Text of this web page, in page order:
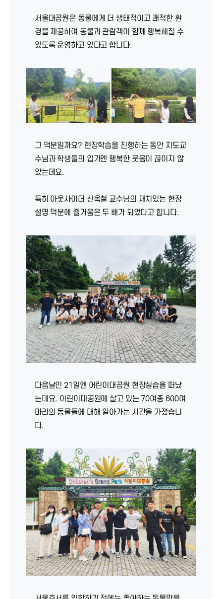
서울대공원은 동물에게 더 생태적이고 쾌적한 환
경을 제공하여 동물과 관람객이 함께 행복해질 수
있도록 운영하고 있다고 합니다.
그 덕분일까요? 현장학습을 진행하는 동안 지도교
수님과 학생들의 입가엔 행복한 웃음이 끊이지 않
았는데요.
특히 아웃사이더 신옥철 교수님의 재치있는 현장
설명 덕분에 즐거움은 두 배가 되었다고 합니다.
다음날인 21일엔 어린이대공원 현장실습을 떠났
는데요. 어린이대공원에 살고 있는 70여종 600여
마리의 동물들에 대해 알아가는 시간을 가졌습니
다.